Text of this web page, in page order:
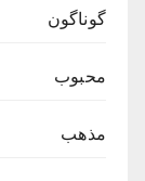
گوناگون
محبوب
مذهب